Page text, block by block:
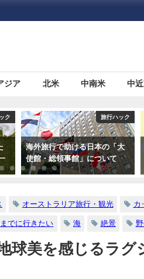
ジア 北米 中南米 中
ク 旅行ハック
海外旅行に必須！日本の「パ
スポート（旅券）」について
オーストラリア旅行・観光 カ
でに行きたい 海 絶景
球美を感じるラグ